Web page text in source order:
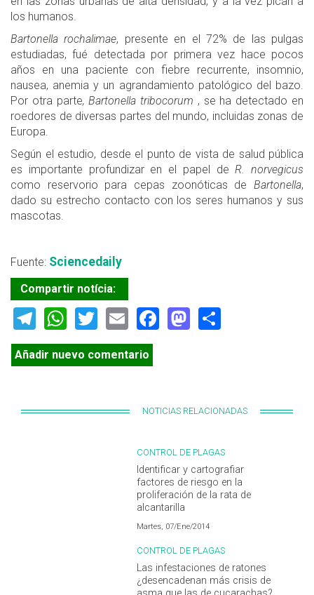
los humanos.
Bartonella rochalimae, presente en el 72% de las pulgas
estudiadas, fué detectada por primera vez hace pocos
años en una paciente con fiebre recurrente, insomnio,
nausea, anemia y un agrandamiento patológico del bazo.
Por otra parte, Bartonella tribocorum , se ha detectado en
roedores de diversas partes del mundo, incluidas zonas de
Europa.
Según el estudio, desde el punto de vista de salud pública
es importante profundizar en el papel deR. norvegicus
como reservorio para cepas zoonóticas de Bartonella,
dado su estrecho contacto con los seres humanos y sus
mascotas.
Fuente: Sciencedaily
Compartir notícia:
Telegram
WhatsApp
TwitterEmailFacebook
Mastodon
Añadir nuevo comentario
NOTICIAS RELACIONADAS
CONTROL DE PLAGAS
Identificar y cartografiar
factores de riesgo en la
proliferación de la rata de
alcantarilla
Martes, 07/Ene/2014
CONTROL DE PLAGAS
Las infestaciones de ratones
¿desencadenan más crisis de